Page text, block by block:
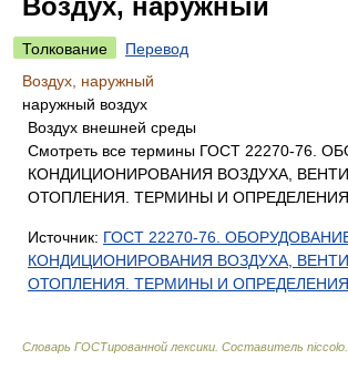
Воздух, наружный
Толкование
Перевод
Воздух, наружный
наружный воздух
Воздух внешней среды
Смотреть все термины ГОСТ 22270-76.
КОНДИЦИОНИРОВАНИЯ ВОЗДУХА,
ОТОПЛЕНИЯ. ТЕРМИНЫ И ОПРЕДЕЛЕНИЯ
Источник: ГОСТ 22270-76.
КОНДИЦИОНИРОВАНИЯ ВОЗДУХА,
ОТОПЛЕНИЯ. ТЕРМИНЫ И ОПРЕДЕЛЕНИЯ
Словарь ГОСТированной лексики Составитель niccolo